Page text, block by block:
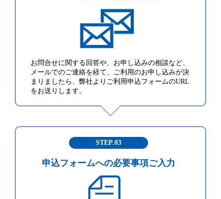
お問合せに関する回答や、お申し込みの相談など、
メールでのご連絡を経て、ご利用のお申し込みが決
まりましたら、弊社よりご利用申込フォームのURL
をお送りします。
STEP.03
申込フォームへの必要事項ご入力